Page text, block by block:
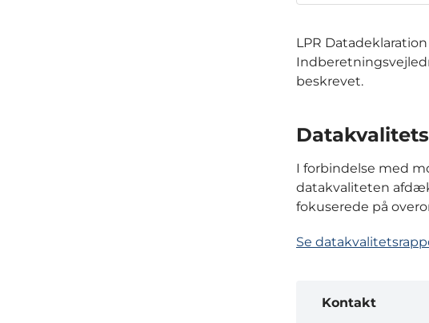
LPR
beskrevet.
I forbindelse med
datakvaliteten
fokuserede på
Se
Kontakt